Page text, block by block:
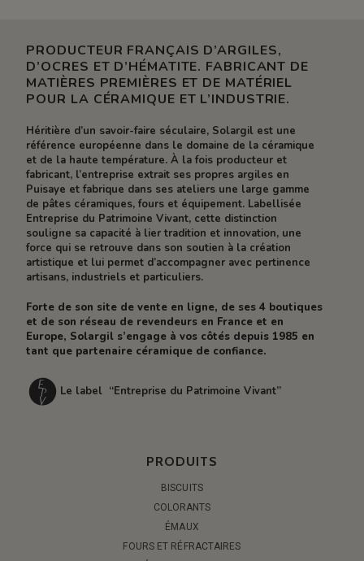
PRODUCTEUR FRANÇAIS D’ARGILES,
D’OCRES ET D’HÉMATITE. FABRICANT DE
MATIÈRES PREMIÈRES ET DE MATÉRIEL
POUR LA CÉRAMIQUE ET L’INDUSTRIE.
Héritière d’un savoir-faire séculaire, Solargil est une
référence européenne dans le domaine de la céramique
et de la haute température. À la fois producteur et
fabricant, l’entreprise extrait ses propres argiles en
Puisaye et fabrique dans ses ateliers une large gamme
de pâtes céramiques, fours et équipement. Labellisée
Entreprise du Patrimoine Vivant, cette distinction
souligne sa capacité à lier tradition et innovation, une
force qui se retrouve dans son soutien à la création
artistique et lui permet d’accompagner avec pertinence
artisans, industriels et particuliers.
Forte de son site de vente en ligne, de ses 4 boutiques
et de son réseau de revendeurs en France et en
Europe, Solargil s’engage à vos côtés depuis 1985 en
tant que partenaire céramique de confiance.
Le label “Entreprise du Patrimoine Vivant”
PRODUITS
BISCUITS
COLORANTS
ÉMAUX
FOURS ET RÉFRACTAIRES